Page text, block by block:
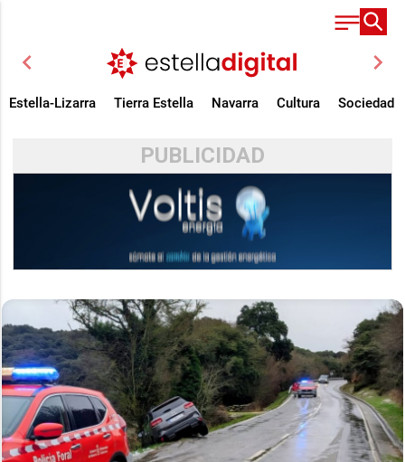
chevron_left chevron_right
Estella-Lizarra Tierra Estella Navarra Cultura Sociedad
PUBLICIDAD